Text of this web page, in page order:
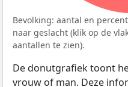
Bevolking: aantal en
naar geslacht (klik op de
aantallen te zien).
De donutgrafiek toont
vrouw of man. Deze